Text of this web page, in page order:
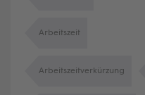
Arbeitszeit
Arbeitszeitverkürzung